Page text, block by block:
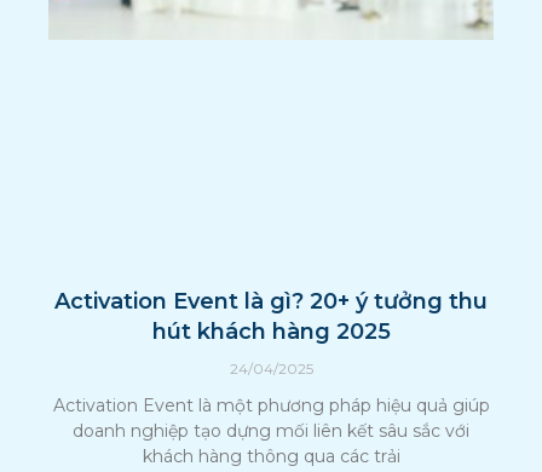
Activation Event là gì? 20+ ý tưởng thu
hút khách hàng 2025
24/04/2025
Activation Event là một phương pháp hiệu quả giúp
doanh nghiệp tạo dựng mối liên kết sâu sắc với
khách hàng thông qua các trải